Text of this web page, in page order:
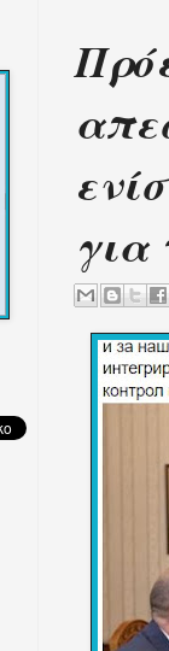
για